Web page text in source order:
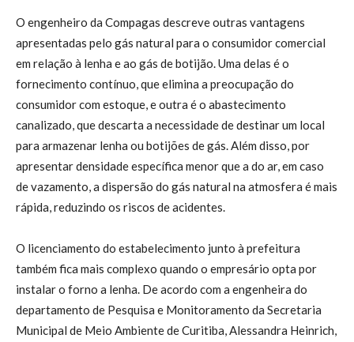
O engenheiro da Compagas descreve outras vantagens
apresentadas pelo gás natural para o consumidor comercial
em relação à lenha e ao gás de botijão. Uma delas é o
fornecimento contínuo, que elimina a preocupação do
consumidor com estoque, e outra é o abastecimento
canalizado, que descarta a necessidade de destinar um local
para armazenar lenha ou botijões de gás. Além disso, por
apresentar densidade específica menor que a do ar, em caso
de vazamento, a dispersão do gás natural na atmosfera é mais
rápida, reduzindo os riscos de acidentes.
O licenciamento do estabelecimento junto à prefeitura
também fica mais complexo quando o empresário opta por
instalar o forno a lenha. De acordo com a engenheira do
departamento de Pesquisa e Monitoramento da Secretaria
Municipal de Meio Ambiente de Curitiba, Alessandra Heinrich,